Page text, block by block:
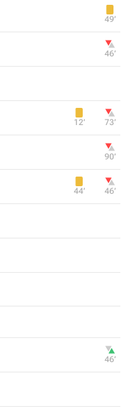
49‎’‎
46‎’‎
12‎’‎ 73‎’‎
90‎’‎
44‎’‎ 46‎’‎
46‎’‎